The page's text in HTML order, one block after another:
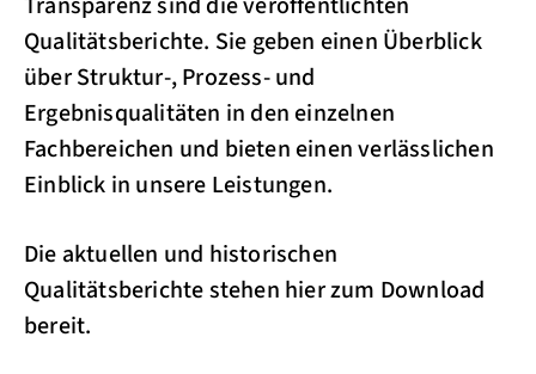
Qualitätsberichte. Sie geben einen Überblick
über Struktur-, Prozess- und
Ergebnisqualitäten in den einzelnen
Fachbereichen und bieten einen verlässlichen
Einblick in unsere Leistungen.
Die aktuellen und historischen
Qualitätsberichte stehen hier zum Download
bereit.